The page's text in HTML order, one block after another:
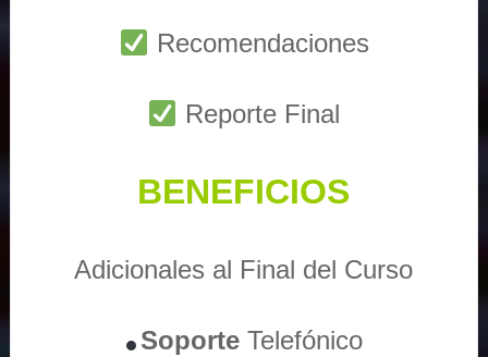
Recomendaciones
Reporte Final
BENEFICIOS
Adicionales al Final del Curso
Soporte Telefónico